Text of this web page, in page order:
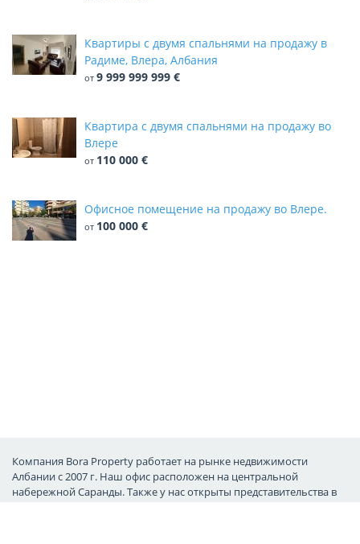
Квартиры с двумя спальнями на продажу в
Радиме, Влера, Албания
от 9 999 999 999 €
Квартира с двумя спальнями на продажу во
Влере
от 110 000 €
Офисное помещение на продажу во Влере.
от 100 000 €
Компания Bora Property работает на рынке недвижимости
Албании с 2007 г. Наш офис расположен на центральной
набережной Саранды. Также у нас открыты представительства в